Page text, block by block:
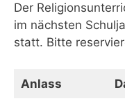
Der
im nächsten
statt. Bitte
Anlass